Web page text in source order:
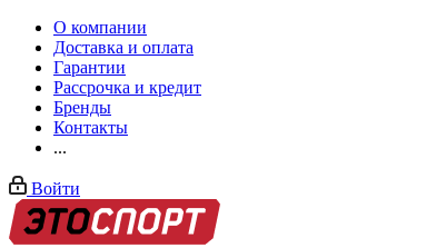
О компании
Доставка и оплата
Гарантии
Рассрочка и кредит
Бренды
Контакты
...
Войти